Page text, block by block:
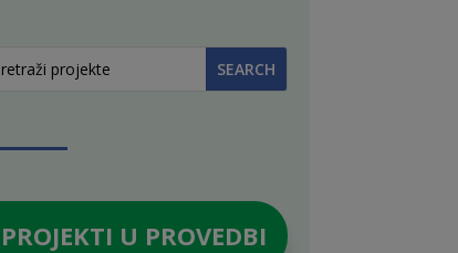
PROJEKTI U PROVEDBI